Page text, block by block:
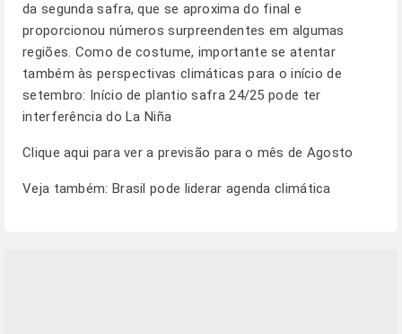
da segunda safra, que se aproxima do final e
proporcionou números surpreendentes em algumas
regiões. Como de costume, importante se atentar
também às perspectivas climáticas para o início de
setembro: Início de plantio safra 24/25 pode ter
interferência do La Niña
Clique aqui para ver a previsão para o mês de Agosto
Veja também: Brasil pode liderar agenda climática